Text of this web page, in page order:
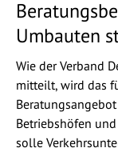
Umbauten
Wie der Verband
mitteilt, wird das
Betriebshöfen
solle